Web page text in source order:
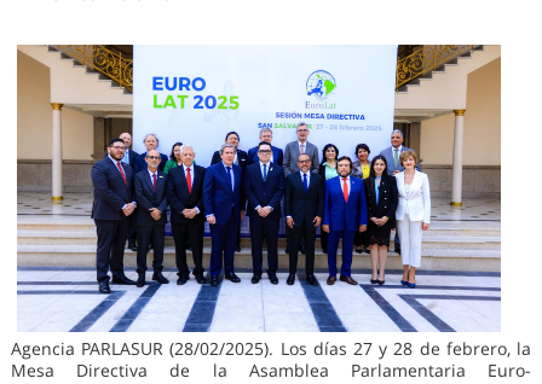
Agencia PARLASUR (28/02/2025). Los días 27 y 28 de febrero, la
Mesa Directiva de la Asamblea Parlamentaria Euro-